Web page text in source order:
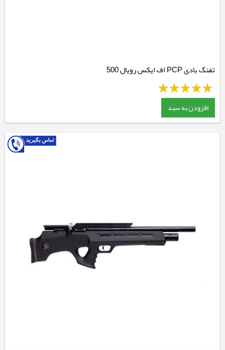
تفنگ بادی PCP اف ایکس رویال 500
افزودن به سبد